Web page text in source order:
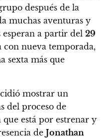
después de la
muchas aventuras y
esperan a partir del 29
con nueva temporada,
sexta más que
mostrar un
del proceso de
está por estrenar y
de Jonathan